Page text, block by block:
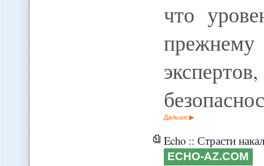
что
Дальше
Echo :: Страсти
ECHO-AZ.COM